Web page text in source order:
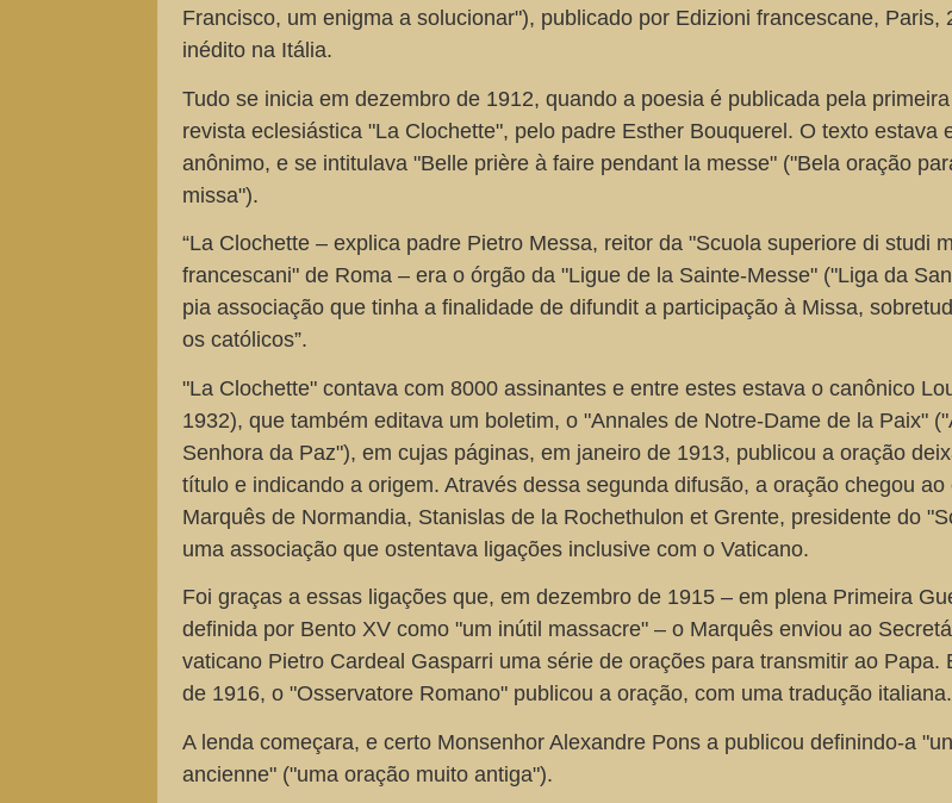
Francisco, um enigma a solucionar"), publicado por Edizioni francescane, Paris,
inédito na Itália.
Tudo se inicia em dezembro de 1912, quando a poesia é publicada pela
revista eclesiástica "La Clochette", pelo padre Esther Bouquerel. O texto estava
anônimo, e se intitulava "Belle prière à faire pendant la messe" ("Bela oração
missa").
“La Clochette – explica padre Pietro Messa, reitor da "Scuola superiore di studi
francescani" de Roma – era o órgão da "Ligue de la Sainte-Messe" ("Liga da
pia associação que tinha a finalidade de difundit a participação à Missa,
os católicos”.
"La Clochette" contava com 8000 assinantes e entre estes estava o canônico
1932), que também editava um boletim, o "Annales de Notre-Dame de la Paix"
Senhora da Paz"), em cujas páginas, em janeiro de 1913, publicou a oração
título e indicando a origem. Através dessa segunda difusão, a oração chegou
Marquês de Normandia, Stanislas de la Rochethulon et Grente, presidente do
uma associação que ostentava ligações inclusive com o Vaticano.
Foi graças a essas ligações que, em dezembro de 1915 – em plena Primeira
definida por Bento XV como "um inútil massacre" – o Marquês enviou ao
vaticano Pietro Cardeal Gasparri uma série de orações para transmitir ao Papa.
de 1916, o "Osservatore Romano" publicou a oração, com uma tradução italiana.
A lenda começara, e certo Monsenhor Alexandre Pons a publicou definindo-a
ancienne" ("uma oração muito antiga").